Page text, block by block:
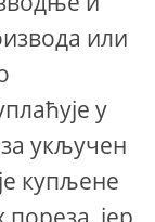
или
у
укључен
купљене